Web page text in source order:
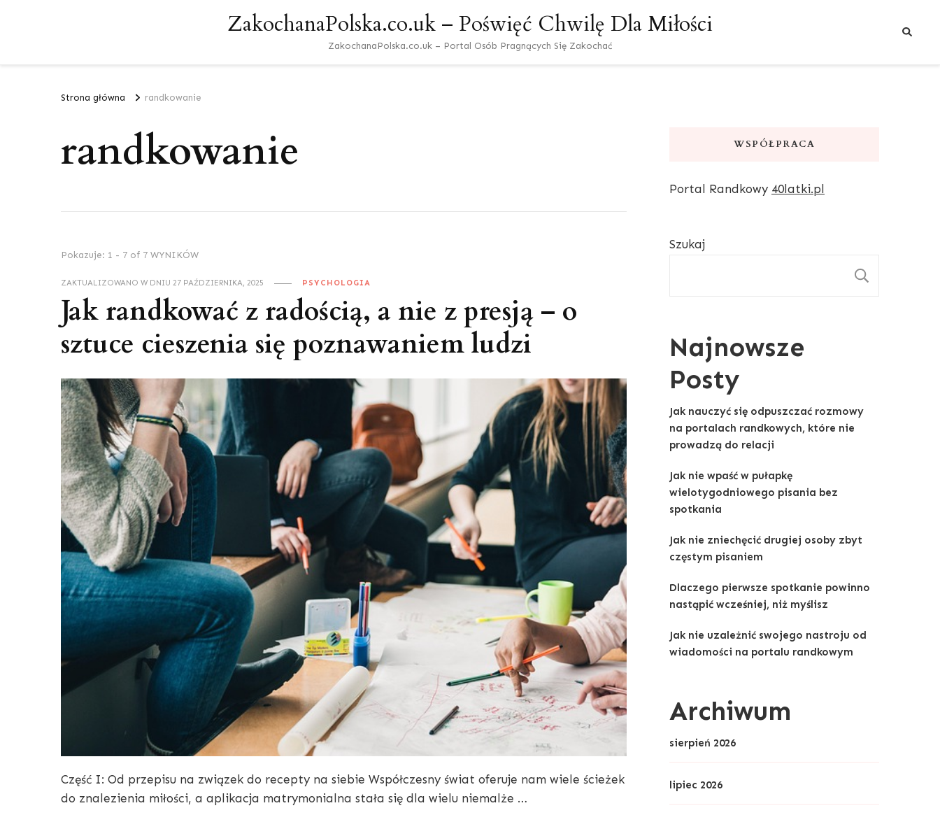
ZakochanaPolska.co.uk – Poświęć Chwilę Dla Miłości
ZakochanaPolska.co.uk – Portal Osób Pragnących Się Zakochać
Strona główna randkowanie
randkowanie
Pokazuje: 1 - 7 of 7 WYNIKÓW
ZAKTUALIZOWANO W DNIU 27 PAŹDZIERNIKA, 2025 PSYCHOLOGIA
Jak randkować z radością, a nie z presją – o
sztuce cieszenia się poznawaniem ludzi
Część I: Od przepisu na związek do recepty na siebie Współczesny świat oferuje nam wiele ścieżek
do znalezienia miłości, a aplikacja matrymonialna stała się dla wielu niemalże …
WSPÓŁPRACA
Portal Randkowy 40latki.pl
Szukaj
Najnowsze
Posty
Jak nauczyć się odpuszczać rozmowy
na portalach randkowych, które nie
prowadzą do relacji
Jak nie wpaść w pułapkę
wielotygodniowego pisania bez
spotkania
Jak nie zniechęcić drugiej osoby zbyt
częstym pisaniem
Dlaczego pierwsze spotkanie powinno
nastąpić wcześniej, niż myślisz
Jak nie uzależnić swojego nastroju od
wiadomości na portalu randkowym
Archiwum
sierpień 2026
lipiec 2026